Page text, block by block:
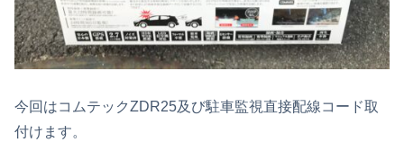
今回はコムテックZDR25及び駐車監視直接配線コード取
付けます。